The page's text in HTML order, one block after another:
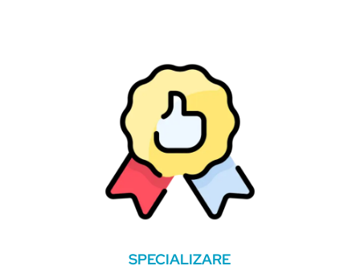
SPECIALIZARE